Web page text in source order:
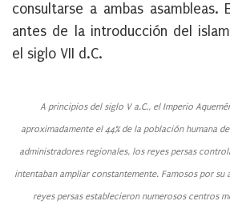
consultarse a ambas asambleas.
antes de la introducción del
el siglo VII d.C.
A principios del siglo V a.C., el Imperio
aproximadamente el 44% de la población humana
administradores regionales, los reyes persas
intentaban ampliar constantemente. Famosos por
reyes persas establecieron numerosos centros